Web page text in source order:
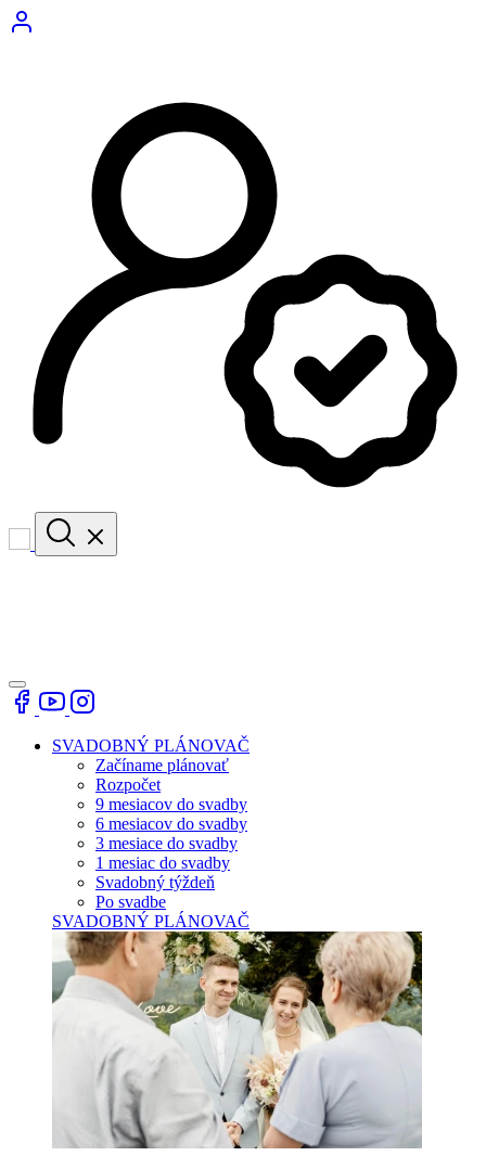
SVADOBNÝ PLÁNOVAČ
Začíname plánovať
Rozpočet
9 mesiacov do svadby
6 mesiacov do svadby
3 mesiace do svadby
1 mesiac do svadby
Svadobný týždeň
Po svadbe
SVADOBNÝ PLÁNOVAČ